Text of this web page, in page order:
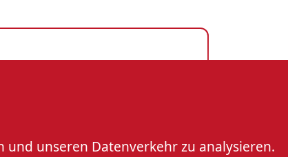
unseren Datenverkehr zu analysieren.